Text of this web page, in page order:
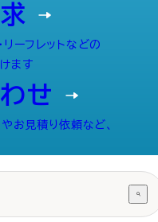
リーフレットなどの
ます
せ
お見積り依頼など、